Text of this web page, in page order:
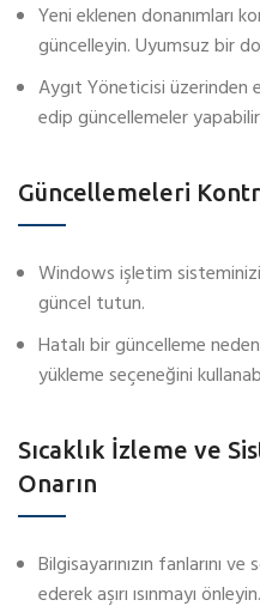
Yeni eklenen donanımları
güncelleyin. Uyumsuz bir
Aygıt Yöneticisi üzerinden
edip güncellemeler
Güncellemeleri
Windows işletim
güncel tutun.
Hatalı bir güncelleme
yükleme seçeneğini
Sıcaklık İzleme ve
Onarın
Bilgisayarınızın fanlarını
ederek aşırı ısınmayı önleyin.